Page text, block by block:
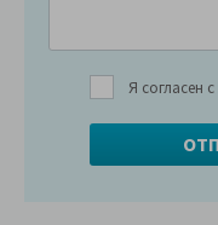
Я согласен с